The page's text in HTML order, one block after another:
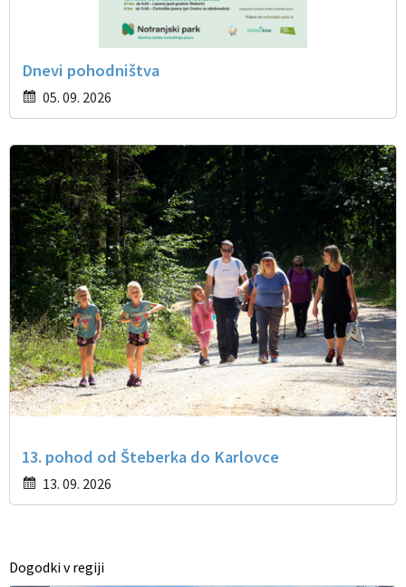
Dnevi pohodništva
05. 09. 2026
13. pohod od Šteberka do Karlovce
13. 09. 2026
Dogodki v regiji